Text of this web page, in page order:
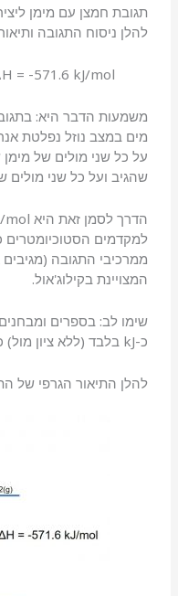
תגובת חמצן עם מימן
להלן ניסוח התגובה
= -571.6 kJ/mol
משמעות הדבר היא:
על כל שני מולים של
שהגיב ועל כל שני מולים
למקדמים הסטוכיומטרים
ממרכיבי התגובה
המצויינת בקילוג'אול.
כ-kJ בלבד (ללא ציון מול) כדי למנוע בלבול אצל התלמידים.
להלן התיאור הגרפי של